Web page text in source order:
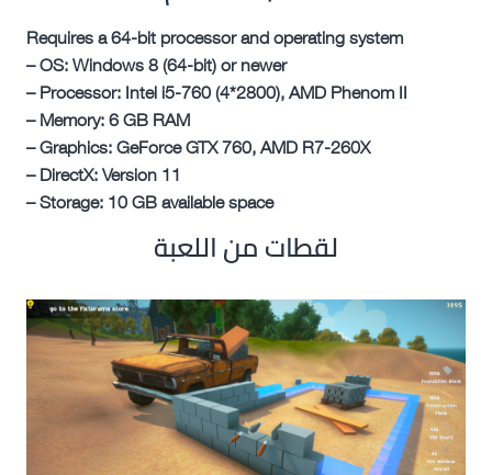
Requires a 64-bit processor and operating system
– OS: Windows 8 (64-bit) or newer
– Processor: Intel i5-760 (4*2800), AMD Phenom II
– Memory: 6 GB RAM
– Graphics: GeForce GTX 760, AMD R7-260X
– DirectX: Version 11
– Storage: 10 GB available space
لقطات من اللعبة